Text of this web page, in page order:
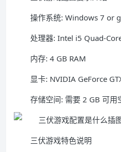
操作系统: Windows 7 or
处理器: Intel i5 Quad-
内存: 4 GB RAM
显卡: NVIDIA GeForce
存储空间: 需要 2 GB 可用
三伏游戏特色说明